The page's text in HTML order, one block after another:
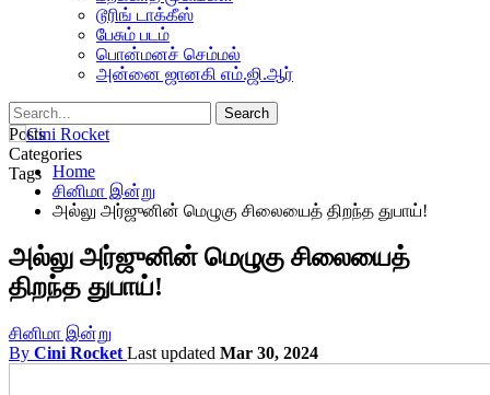
டூரிங் டாக்கீஸ்
பேசும் படம்
பொன்மனச் செம்மல்
அன்னை ஜானகி எம்.ஜி.ஆர்
Posts
Categories
Tags Home
சினிமா இன்று
அல்லு அர்ஜுனின் மெழுகு சிலையைத் திறந்த துபாய்!
அல்லு அர்ஜுனின் மெழுகு சிலையைத்
திறந்த துபாய்!
சினிமா இன்று
By Cini Rocket Last updated Mar 30, 2024